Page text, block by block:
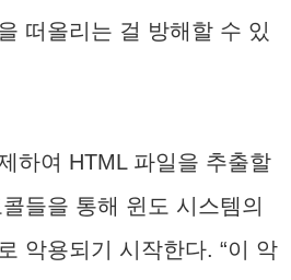
떠올리는 걸 방해할 수 있
하여 HTML 파일을 추출할
들을 통해 윈도 시스템의
악용되기 시작한다. “이 악